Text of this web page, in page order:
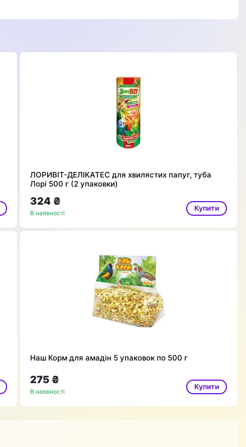
ЛОРИВІТ-ДЕЛІКАТЕС для хвилястих папуг, туба
Лорі 500 г (2 упаковки)
324 ₴
В наявності
Купити
Наш Корм для амадін 5 упаковок по 500 г
275 ₴
В наявності
Купити